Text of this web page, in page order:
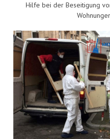
Hilfe bei der Beseitigung